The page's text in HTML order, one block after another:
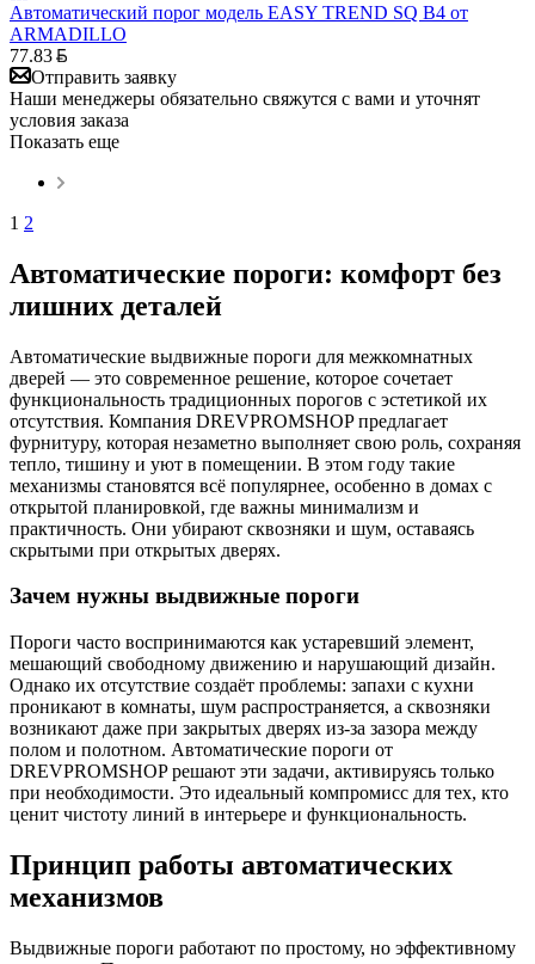
Автоматический порог модель EASY TREND SQ B4 от
ARMADILLO
77.83
Отправить заявку
Наши менеджеры обязательно свяжутся с вами и уточнят
условия заказа
Показать еще
1 2
Автоматические пороги: комфорт без
лишних деталей
Автоматические выдвижные пороги для межкомнатных
дверей — это современное решение, которое сочетает
функциональность традиционных порогов с эстетикой их
отсутствия. Компания DREVPROMSHOP предлагает
фурнитуру, которая незаметно выполняет свою роль, сохраняя
тепло, тишину и уют в помещении. В этом году такие
механизмы становятся всё популярнее, особенно в домах с
открытой планировкой, где важны минимализм и
практичность. Они убирают сквозняки и шум, оставаясь
скрытыми при открытых дверях.
Зачем нужны выдвижные пороги
Пороги часто воспринимаются как устаревший элемент,
мешающий свободному движению и нарушающий дизайн.
Однако их отсутствие создаёт проблемы: запахи с кухни
проникают в комнаты, шум распространяется, а сквозняки
возникают даже при закрытых дверях из-за зазора между
полом и полотном. Автоматические пороги от
DREVPROMSHOP решают эти задачи, активируясь только
при необходимости. Это идеальный компромисс для тех, кто
ценит чистоту линий в интерьере и функциональность.
Принцип работы автоматических
механизмов
Выдвижные пороги работают по простому, но эффективному